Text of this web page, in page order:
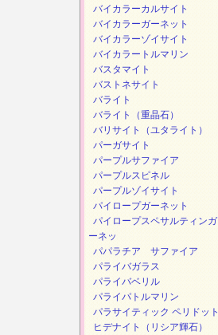
バイカラーカルサイト
バイカラーガーネット
バイカラーゾイサイト
バイカラートルマリン
バスタマイト
バストネサイト
バライト
バライト（重晶石）
バリサイト（ユタライト）
パーガサイト
パープルサファイア
パープルスピネル
パープルゾイサイト
パイロープガーネット
パイロープスペサルティンガ
ーネッ
パパラチア サファイア
パライバガラス
パライバベリル
パライパトルマリン
パラサイティック ペリドット
ヒデナイト（リシア輝石）